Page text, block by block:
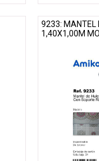
9233: MANTEL
1,40X1,00M